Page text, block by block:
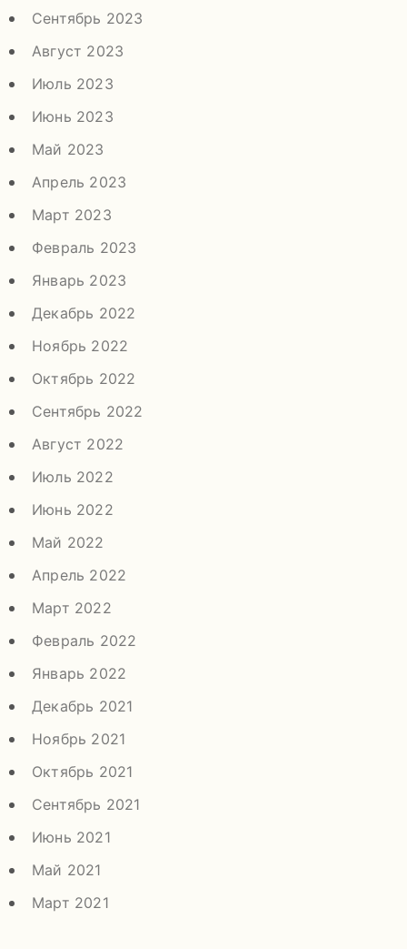
Сентябрь 2023
Август 2023
Июль 2023
Июнь 2023
Май 2023
Апрель 2023
Март 2023
Февраль 2023
Январь 2023
Декабрь 2022
Ноябрь 2022
Октябрь 2022
Сентябрь 2022
Август 2022
Июль 2022
Июнь 2022
Май 2022
Апрель 2022
Март 2022
Февраль 2022
Январь 2022
Декабрь 2021
Ноябрь 2021
Октябрь 2021
Сентябрь 2021
Июнь 2021
Май 2021
Март 2021